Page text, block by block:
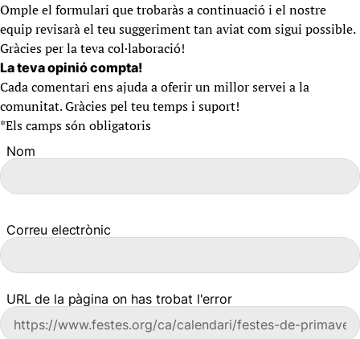
Omple el formulari que trobaràs a continuació i el nostre
equip revisarà el teu suggeriment tan aviat com sigui possible.
Gràcies per la teva col·laboració!
La teva opinió compta!
Cada comentari ens ajuda a oferir un millor servei a la
comunitat. Gràcies pel teu temps i suport!
*Els camps són obligatoris
Nom
Correu electrònic
URL de la pàgina on has trobat l'error